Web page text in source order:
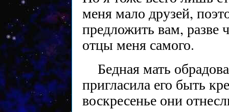
меня мало друзей,
предложить вам, разве
отцы меня самого.
Бедная мать
пригласила его быть
воскресенье они